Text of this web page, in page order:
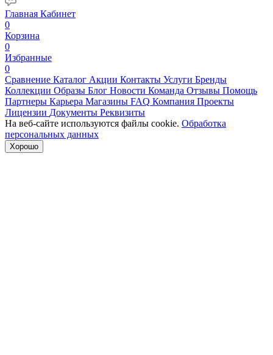
Главная Кабинет
0
Корзина
0
Избранные
0
Сравнение Каталог Акции Контакты Услуги Бренды
Коллекции Образы Блог Новости Команда Отзывы Помощь
Партнеры Карьера Магазины FAQ Компания Проекты
Лицензии Документы Реквизиты
На веб-сайте используются файлы cookie. Обработка
персональных данных
Хорошо